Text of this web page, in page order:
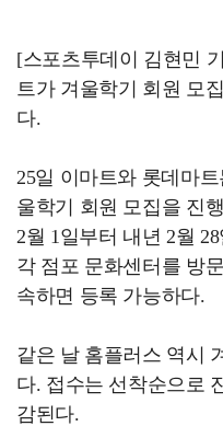
[스포츠투데이 김현민
트가 겨울학기 회원 모
다.
25일 이마트와 롯데마
울학기 회원 모집을 진
2월 1일부터 내년 2월
각 점포 문화센터를 방
속하면 등록 가능하다.
같은 날 홈플러스 역시
다. 접수는 선착순으로
감된다.